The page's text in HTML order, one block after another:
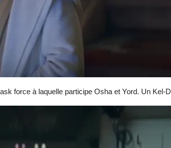
force à laquelle participe Osha et Yord. Un